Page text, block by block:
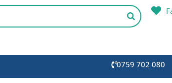
0759 702 080